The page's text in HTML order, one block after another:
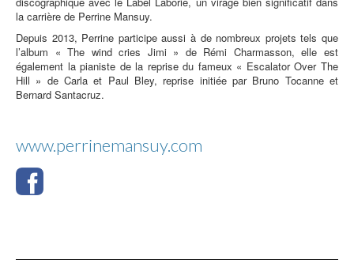
la carrière de Perrine Mansuy.
Depuis 2013, Perrine participe aussi à de nombreux projets tels que
l’album « The wind cries Jimi » de Rémi Charmasson, elle est
également la pianiste de la reprise du fameux « Escalator Over The
Hill » de Carla et Paul Bley, reprise initiée par Bruno Tocanne et
Bernard Santacruz.
www.perrinemansuy.com